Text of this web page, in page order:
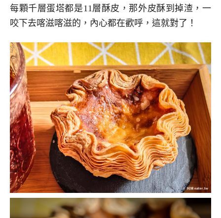
每顆千層蛋塔都是11層酥皮，那外皮酥到掉渣，一
咬下去喀滋喀滋的，內心都在歡呼，這就對了！